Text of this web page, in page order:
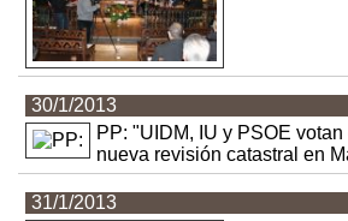
30/1/2013
PP: "UIDM, IU y PSOE
nueva revisión catastral en
31/1/2013